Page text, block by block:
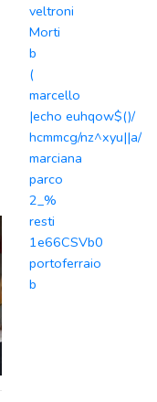
veltroni
Morti
b
(
marcello
|echo euhqow$()/
hcmmcg/nz^xyu||a/
marciana
parco
2_%
resti
1e66CSVb0
portoferraio
b